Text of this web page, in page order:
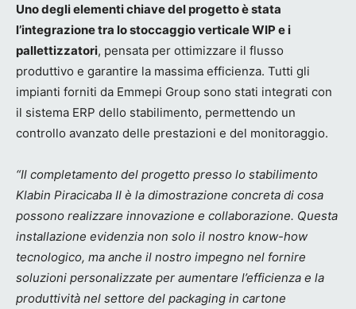
Uno degli elementi chiave del progetto è stata
l’integrazione tra lo stoccaggio verticale WIP e i
pallettizzatori, pensata per ottimizzare il flusso
produttivo e garantire la massima efficienza. Tutti gli
impianti forniti da Emmepi Group sono stati integrati con
il sistema ERP dello stabilimento, permettendo un
controllo avanzato delle prestazioni e del monitoraggio.
“Il completamento del progetto presso lo stabilimento
Klabin Piracicaba II è la dimostrazione concreta di cosa
possono realizzare innovazione e collaborazione. Questa
installazione evidenzia non solo il nostro know-how
tecnologico, ma anche il nostro impegno nel fornire
soluzioni personalizzate per aumentare l’efficienza e la
produttività nel settore del packaging in cartone